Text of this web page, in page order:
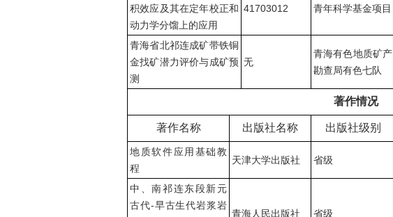
积效应及其在定年校正和
动力学分馏上的应用
41703012 青年科学基金项目
青海省北祁连成矿带铁铜
金找矿潜力评价与成矿预
测
无
青海有色地质矿产
勘查局有色七队
著作情况
著作名称 出版社名称 出版社级别
地质软件应用基础教
程
天津大学出版社 省级
中、南祁连东段新元
古代-早古生代岩浆岩
青海人民出版社 省级